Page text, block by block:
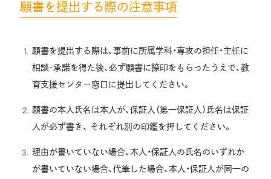
願書を提出する際の注意事項
願書を提出する際は、事前に所属学科・専攻の担任・主任に
相談･承諾を得た後、必ず願書に捺印をもらったうえで、教
育支援センター窓口に提出してください。
願書の本人氏名は本人が、保証人（第一保証人）氏名は保証
人が必ず書き、 それぞれ別の印鑑を押してください。
理由が書いていない場合、本人・保証人の氏名のいずれか
が書いていない場合、代筆した場合、本人・保証人が同一の